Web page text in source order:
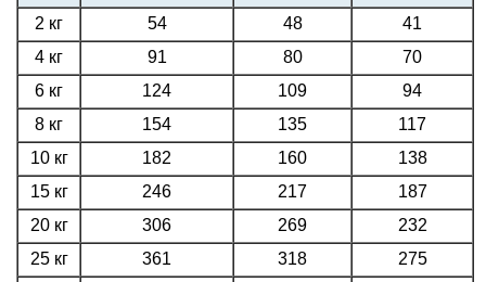
2 кг
54 48
41
4 кг
91 80
70
6 кг
124 109
94
8 кг
154 135
117
10 кг
182 160
138
15 кг
246 217
187
20 кг
306 269
232
25 кг
361 318
275